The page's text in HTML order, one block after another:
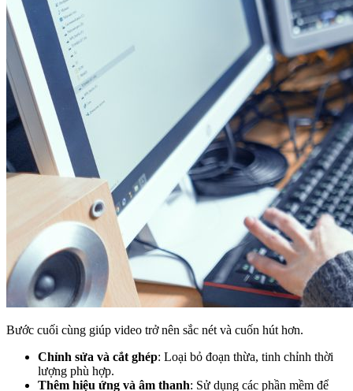
Bước cuối cùng giúp video trở nên sắc nét và cuốn hút hơn.
Chỉnh sửa và cắt ghép: Loại bỏ đoạn thừa, tinh chỉnh thời
lượng phù hợp.
Thêm hiệu ứng và âm thanh: Sử dụng các phần mềm để